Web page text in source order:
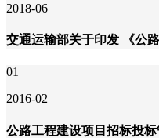
2018-06
交通运输部关于印发 《公
01
2016-02
公路工程建设项目招标投